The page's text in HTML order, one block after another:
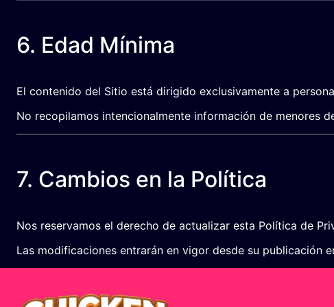
6. Edad Mínima
El contenido del Sitio está dirigido exclusivamente a
No recopilamos intencionalmente información de menores
7. Cambios en la Política
Nos reservamos el derecho de actualizar esta Política de
Las modificaciones entrarán en vigor desde su publicación